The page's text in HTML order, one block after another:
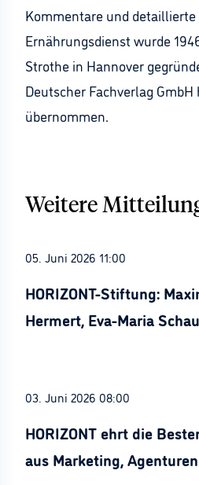
Kommentare und
Ernährungsdienst wurde
Strothe in Hannover
Deutscher Fachverlag
übernommen.
Weitere
05. Juni 2026 11:00
HORIZONT-Stiftung:
Hermert, Eva-Maria
03. Juni 2026 08:00
HORIZONT ehrt die
aus Marketing,